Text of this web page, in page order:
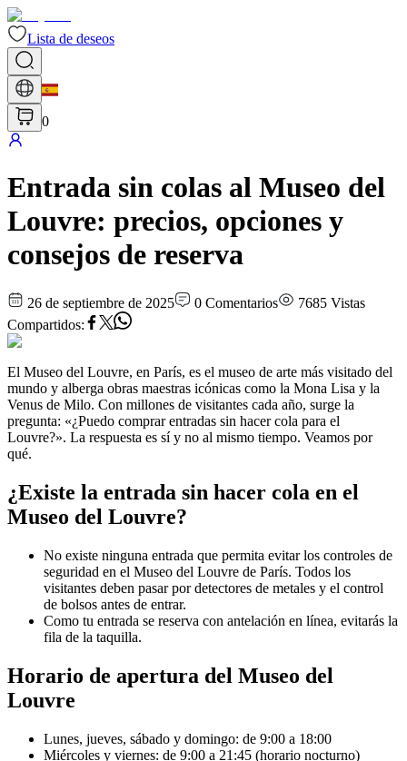
Lista de deseos
0
Entrada sin colas al Museo del
Louvre: precios, opciones y
consejos de reserva
26 de septiembre de 2025 0 Comentarios 7685 Vistas
Compartidos:
El Museo del Louvre, en París, es el museo de arte más visitado del
mundo y alberga obras maestras icónicas como la Mona Lisa y la
Venus de Milo. Con millones de visitantes cada año, surge la
pregunta: «¿Puedo comprar entradas sin hacer cola para el
Louvre?». La respuesta es sí y no al mismo tiempo. Veamos por
qué.
¿Existe la entrada sin hacer cola en el
Museo del Louvre?
No existe ninguna entrada que permita evitar los controles de
seguridad en el Museo del Louvre de París. Todos los
visitantes deben pasar por detectores de metales y el control
de bolsos antes de entrar.
Como tu entrada se reserva con antelación en línea, evitarás la
fila de la taquilla.
Horario de apertura del Museo del
Louvre
Lunes, jueves, sábado y domingo: de 9:00 a 18:00
Miércoles y viernes: de 9:00 a 21:45 (horario nocturno)